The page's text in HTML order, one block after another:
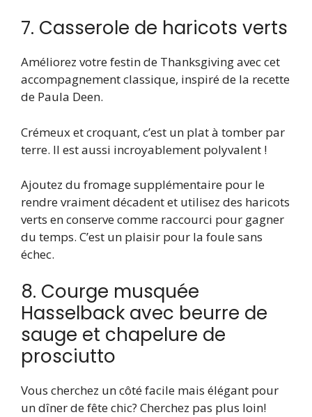
7. Casserole de haricots verts
Améliorez votre festin de Thanksgiving avec cet
accompagnement classique, inspiré de la recette
de Paula Deen.
Crémeux et croquant, c’est un plat à tomber par
terre. Il est aussi incroyablement polyvalent !
Ajoutez du fromage supplémentaire pour le
rendre vraiment décadent et utilisez des haricots
verts en conserve comme raccourci pour gagner
du temps. C’est un plaisir pour la foule sans
échec.
8. Courge musquée
Hasselback avec beurre de
sauge et chapelure de
prosciutto
Vous cherchez un côté facile mais élégant pour
un dîner de fête chic? Cherchez pas plus loin!